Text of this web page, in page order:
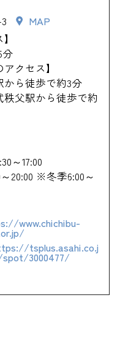
MAP
クセス】
ら徒歩で約3分
父駅から徒歩で約
～17:00
20:00 ※冬季6:00～
www.chichibu-
tsplus.asahi.co.j
3000477/